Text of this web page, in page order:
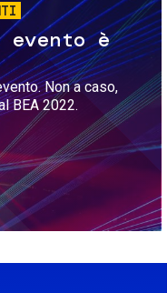
è
Non a caso,
BEA 2022.